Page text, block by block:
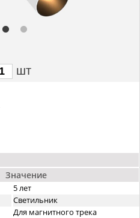
Значение
5 лет
Светильник
Для магнитного трека
шт